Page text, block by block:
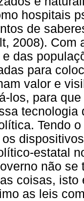
hospitais
de
2008). Com
das
para
valor e
los, para
tecnologia
Tendo
estatal
não
coisas,
as leis